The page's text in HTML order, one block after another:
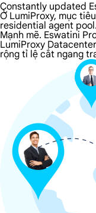
Constantly updated
Ở LumiProxy, mục
residential agent
Mạnh mẽ. Eswatini
LumiProxy
rộng tỉ lệ cắt ngang